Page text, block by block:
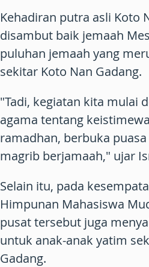
Kehadiran putra asli Koto
disambut baik jemaah
puluhan jemaah yang
sekitar Koto Nan Gadang.
"Tadi, kegiatan kita mulai
agama tentang
ramadhan, berbuka
magrib berjamaah," ujar
Selain itu, pada
Himpunan Mahasiswa
pusat tersebut juga
untuk anak-anak yatim
Gadang.